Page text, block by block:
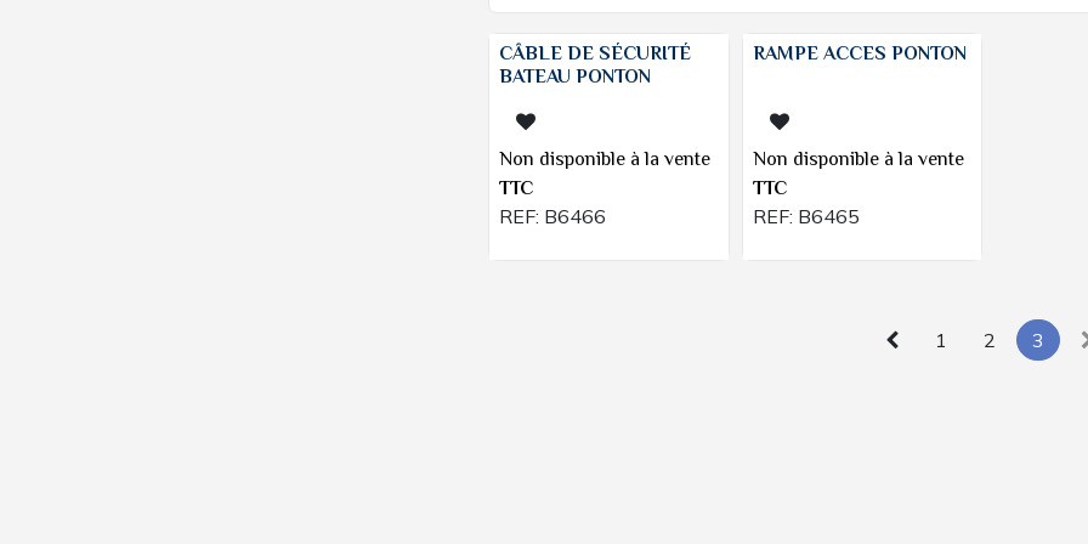
CÂBLE DE SÉCURITÉ
BATEAU PONTON
Non disponible à la vente
TTC
REF: B6466
RAMPE ACCES PONTON
Non disponible à la vente
TTC
REF: B6465
1 2 3